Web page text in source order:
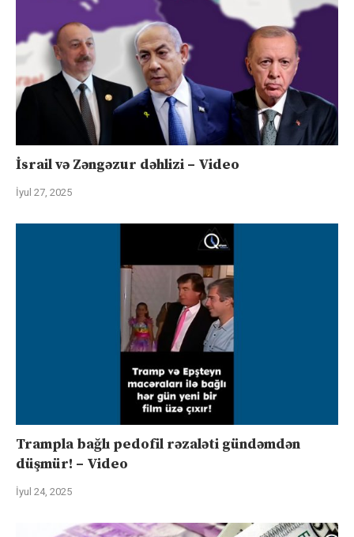
İsrail və Zəngəzur dəhlizi – Video
İyul 27, 2025
Trampla bağlı pedofil rəzaləti gündəmdən
düşmür! – Video
İyul 24, 2025